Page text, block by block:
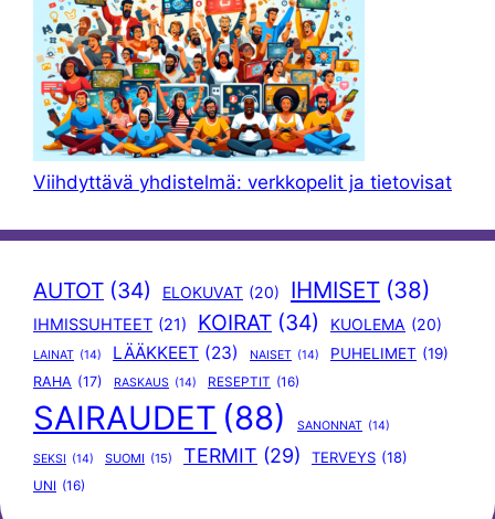
Viihdyttävä yhdistelmä: verkkopelit ja tietovisat
AUTOT (34) ELOKUVAT (20) IHMISET (38)
IHMISSUHTEET (21) KOIRAT (34) KUOLEMA (20)
LAINAT (14) LÄÄKKEET (23) NAISET (14) PUHELIMET (19)
RAHA (17) RASKAUS (14) RESEPTIT (16)
SAIRAUDET (88) SANONNAT (14)
SEKSI (14) SUOMI (15) TERMIT (29) TERVEYS (18)
UNI (16)